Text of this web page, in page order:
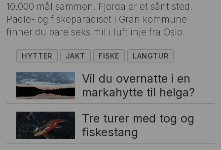
10.000 mål sammen. Fjorda er et sånt sted.
Padle- og fiskeparadiset i Gran kommune
finner du bare seks mil i luftlinje fra Oslo.
HYTTER JAKT FISKE LANGTUR
Vil du overnatte i en
markahytte til helga?
Tre turer med tog og
fiskestang